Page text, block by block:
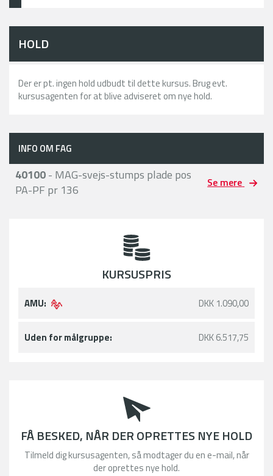
HOLD
Der er pt. ingen hold udbudt til dette kursus. Brug evt.
kursusagenten for at blive adviseret om nye hold.
INFO OM FAG
40100- MAG-svejs-stumps plade pos
PA-PF pr 136
Se mere
KURSUSPRIS
AMU: DKK 1.090,00
Uden for målgruppe: DKK 6.517,75
FÅ BESKED, NÅR DER OPRETTES NYE HOLD
Tilmeld dig kursusagenten, så modtager du en e-mail, når
der oprettes nye hold.